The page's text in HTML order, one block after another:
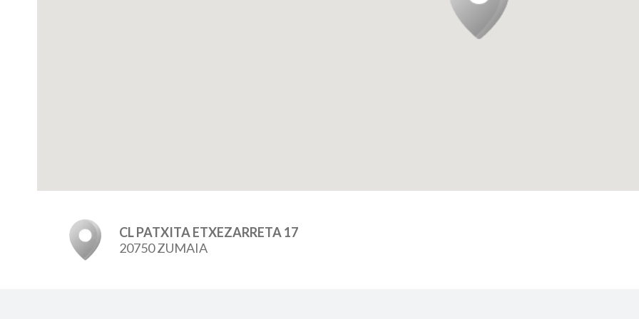
CL PATXITA ETXEZARRETA 17
20750 ZUMAIA